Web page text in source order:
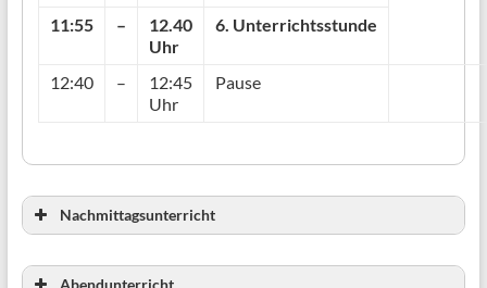
11:55 –
12.40
Uhr
6. Unterrichtsstunde
12:40 –
12:45
Uhr
Pause
Nachmittagsunterricht
12:45 –
13:30
7. Unterrichtsstunde
Abendunterricht